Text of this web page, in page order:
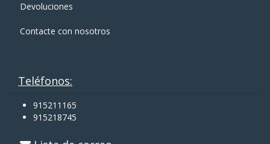
Devoluciones
Contacte con nosotros
Teléfonos:
915211165
915218745